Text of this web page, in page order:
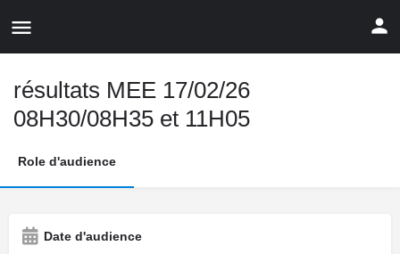
résultats MEE 17/02/26
08H30/08H35 et 11H05
Role d'audience
Date d'audience